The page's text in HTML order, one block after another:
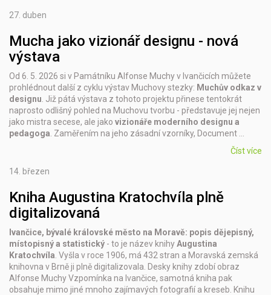
27. duben
Mucha jako vizionář designu - nová
výstava
Od 6. 5. 2026 si v Památníku Alfonse Muchy v Ivančicích můžete
prohlédnout další z cyklu výstav Muchovy stezky: Muchův odkaz v
designu . Již pátá výstava z tohoto projektu přinese tentokrát
naprosto odlišný pohled na Muchovu tvorbu - představuje jej nejen
jako mistra secese, ale jako vizionáře moderního designu a
pedagoga . Zaměřením na jeho zásadní vzorníky, Document …
Číst více
14. březen
Kniha Augustina Kratochvíla plně
digitalizovaná
Ivančice, bývalé královské město na Moravě: popis dějepisný,
místopisný a statistický - to je název knihyAugustina
Kratochvíla . Vyšla v roce 1906, má 432 stran a Moravská zemská
knihovna v Brně ji plně digitalizovala. Desky knihy zdobí obraz
Alfonse Muchy Vzpomínka na Ivančice, samotná kniha pak
obsahuje mimo jiné mnoho zajímavých fotografií a kreseb. Knihu